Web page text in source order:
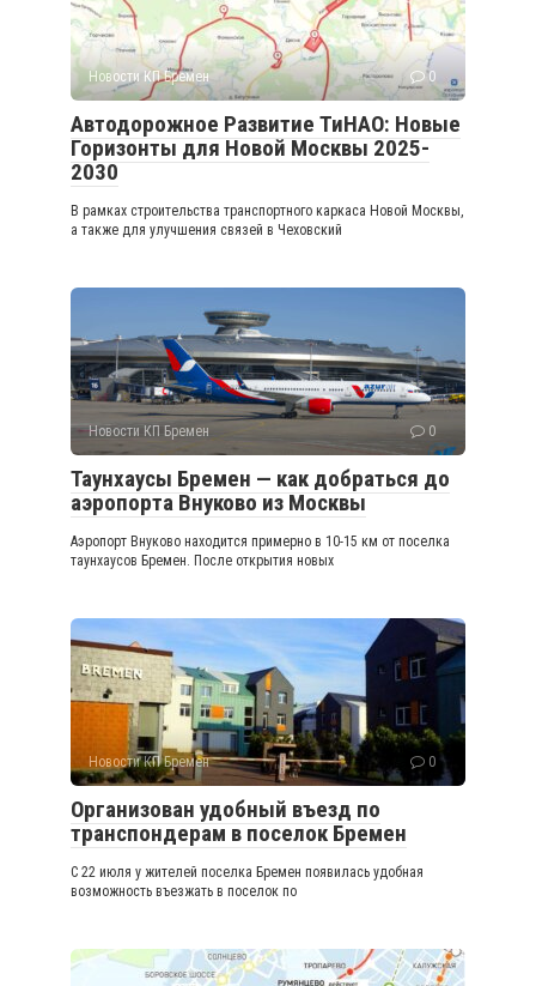
Новости КП Бремен 0
Автодорожное Развитие ТиНАО: Новые
Горизонты для Новой Москвы 2025-
2030
В рамках строительства транспортного каркаса Новой Москвы,
а также для улучшения связей в Чеховский
Новости КП Бремен 0
Таунхаусы Бремен — как добраться до
аэропорта Внуково из Москвы
Аэропорт Внуково находится примерно в 10-15 км от поселка
таунхаусов Бремен. После открытия новых
Новости КП Бремен 0
Организован удобный въезд по
транспондерам в поселок Бремен
С 22 июля у жителей поселка Бремен появилась удобная
возможность въезжать в поселок по